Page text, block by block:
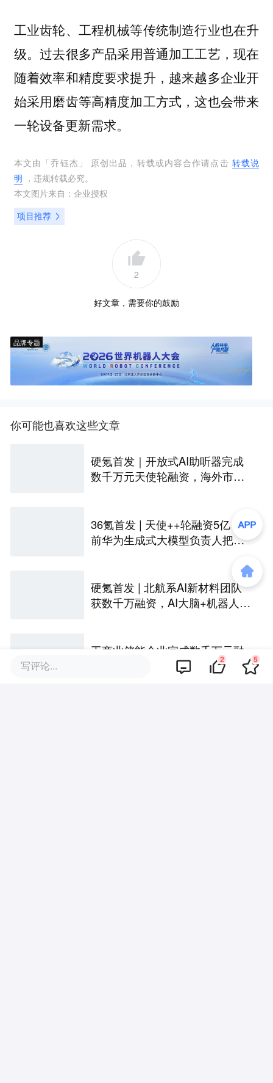
工业齿轮、工程机械等传统制造行业也在升
级。过去很多产品采用普通加工工艺，现在
随着效率和精度要求提升，越来越多企业开
始采用磨齿等高精度加工方式，这也会带来
一轮设备更新需求。
本文由「乔钰杰 」 原创出品，转载或内容合作请点击 转载说
明 ，违规转载必究。
本文图片来自： 企业授权
项目推荐
2
好文章，需要你的鼓励
品牌专题
你可能也喜欢这些文章
硬氪首发｜开放式AI助听器完成
数千万元天使轮融资，海外市场
36氪首发 | 天使++轮融资5亿，
前华为生成式大模型负责人把家
硬氪首发 | 北航系AI新材料团队
获数千万融资，AI大脑+机器人自
工商业储能企业完成数千万元融
资，2026上半年海外终端占比超
写评论... 2 5